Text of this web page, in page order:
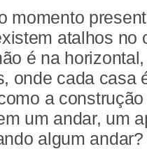
momento
atalhos
é na
onde cada casa
a
um andar, um
algum